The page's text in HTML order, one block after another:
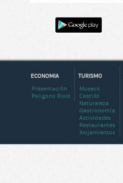
TURISMO
Museos
Castillo
Naturaleza
Gastronomía
Actividades
Restaurantes
Alojamientos
ECONOMIA
Presentación
Poligono Riols